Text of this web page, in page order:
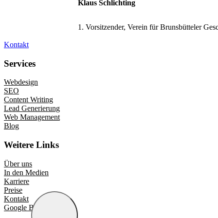
Klaus Schlichting
1. Vorsitzender, Verein für Brunsbütteler
Kontakt
Services
Webdesign
SEO
Content Writing
Lead Generierung
Web Management
Blog
Weitere Links
Über uns
In den Medien
Karriere
Preise
Kontakt
Google Bewertungen